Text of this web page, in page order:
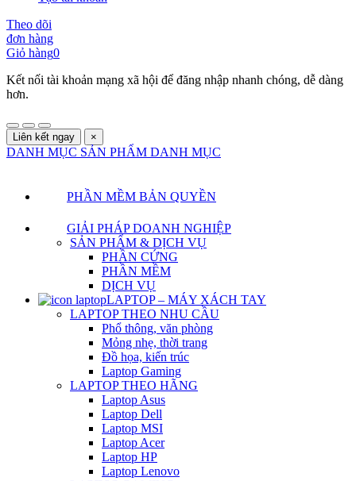
Theo dõi
đơn hàng
Giỏ hàng0
Kết nối tài khoản mạng xã hội để đăng nhập nhanh chóng, dễ dàng
hơn.
Liên kết ngay ×
DANH MỤC SẢN PHẨM DANH MỤC
PHẦN MỀM BẢN QUYỀN
GIẢI PHÁP DOANH NGHIỆP
SẢN PHẨM & DỊCH VỤ
PHẦN CỨNG
PHẦN MỀM
DỊCH VỤ
LAPTOP – MÁY XÁCH TAY
LAPTOP THEO NHU CẦU
Phổ thông, văn phòng
Mỏng nhẹ, thời trang
Đồ họa, kiến trúc
Laptop Gaming
LAPTOP THEO HÃNG
Laptop Asus
Laptop Dell
Laptop MSI
Laptop Acer
Laptop HP
Laptop Lenovo